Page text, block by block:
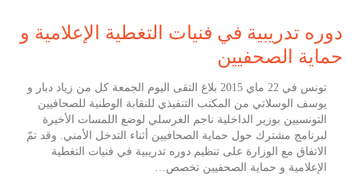
دوره تدريبية في فنيات التغطية الإعلامية و
حماية الصحفيين
تونس في 22 ماي 2015 بلاغ التقى اليوم الجمعة كل من زياد دبار و
يوسف الوسلاتي من المكتب التنفيذي للنقابة الوطنية للصحافيين
التونسيين بوزير الداخلية ناجم الغرسلي لوضع اللمسات الأخيرة
لبرنامج مشترك حول حماية الصحافيين أثناء التدخل الأمني. وقد تمّ
الاتفاق مع الوزارة على تنظيم دوره تدريبية في فنيات التغطية
الإعلامية و حماية الصحفيين تخصص…